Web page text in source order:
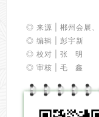
◎ 来源 | 郴州会展、
◎ 编辑 | 彭宇新
◎ 校对 | 张 明
◎ 审核 | 毛 鑫